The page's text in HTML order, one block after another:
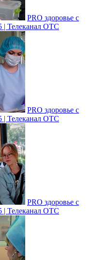
PRO здоровье с
| Телеканал ОТС
PRO здоровье с
| Телеканал ОТС
PRO здоровье с
| Телеканал ОТС